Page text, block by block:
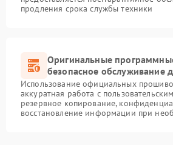
продления срока службы техники
Оригинальные
безопасное обслуживание
Использование официальных
аккуратная работа с
резервное копирование,
восстановление информации при